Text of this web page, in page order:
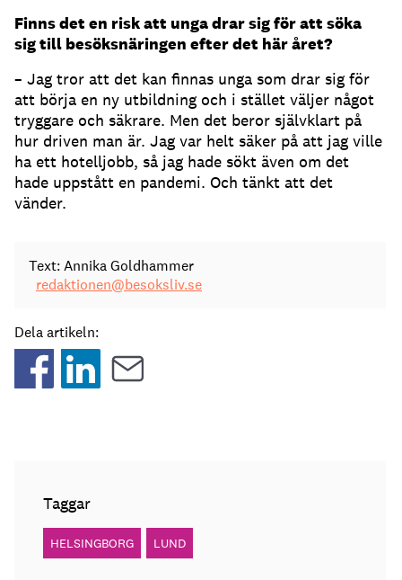
Finns det en risk att unga drar sig för att söka
sig till besöksnäringen efter det här året?
– Jag tror att det kan finnas unga som drar sig för
att börja en ny utbildning och i stället väljer något
tryggare och säkrare. Men det beror självklart på
hur driven man är. Jag var helt säker på att jag ville
ha ett hotelljobb, så jag hade sökt även om det
hade uppstått en pandemi. Och tänkt att det
vänder.
Text: Annika Goldhammer
redaktionen@besoksliv.se
Dela artikeln:
Taggar
HELSINGBORG LUND